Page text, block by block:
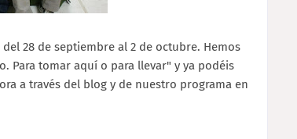
28 de septiembre al 2 de octubre. Hemos
Para tomar aquí o para llevar" y ya podéis
a través del blog y de nuestro programa en